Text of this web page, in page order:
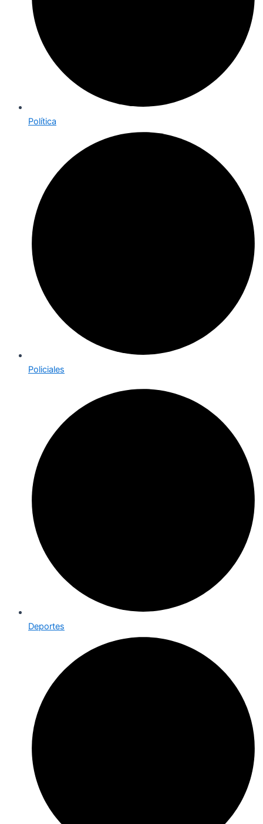
Política
Policiales
Deportes